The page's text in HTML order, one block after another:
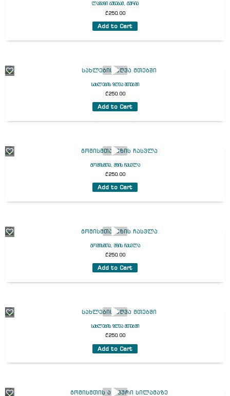
ლამაზი ბუნებამ, გურია
₾250.00
Add to Cart
სახლების ზღვა მთებში
₾250.00
Add to Cart
გომისმთა, მზის ჩასვლა
₾250.00
Add to Cart
გომისმთა, მზის ჩასვლა
₾250.00
Add to Cart
სახლების ზღვა მთებში
₾250.00
Add to Cart